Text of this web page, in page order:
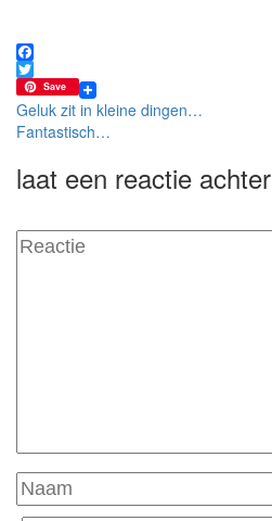
Facebook
Twitter
Save
Bericht
navigatie
Geluk zit in kleine dingen…
Fantastisch…
laat een reactie achter